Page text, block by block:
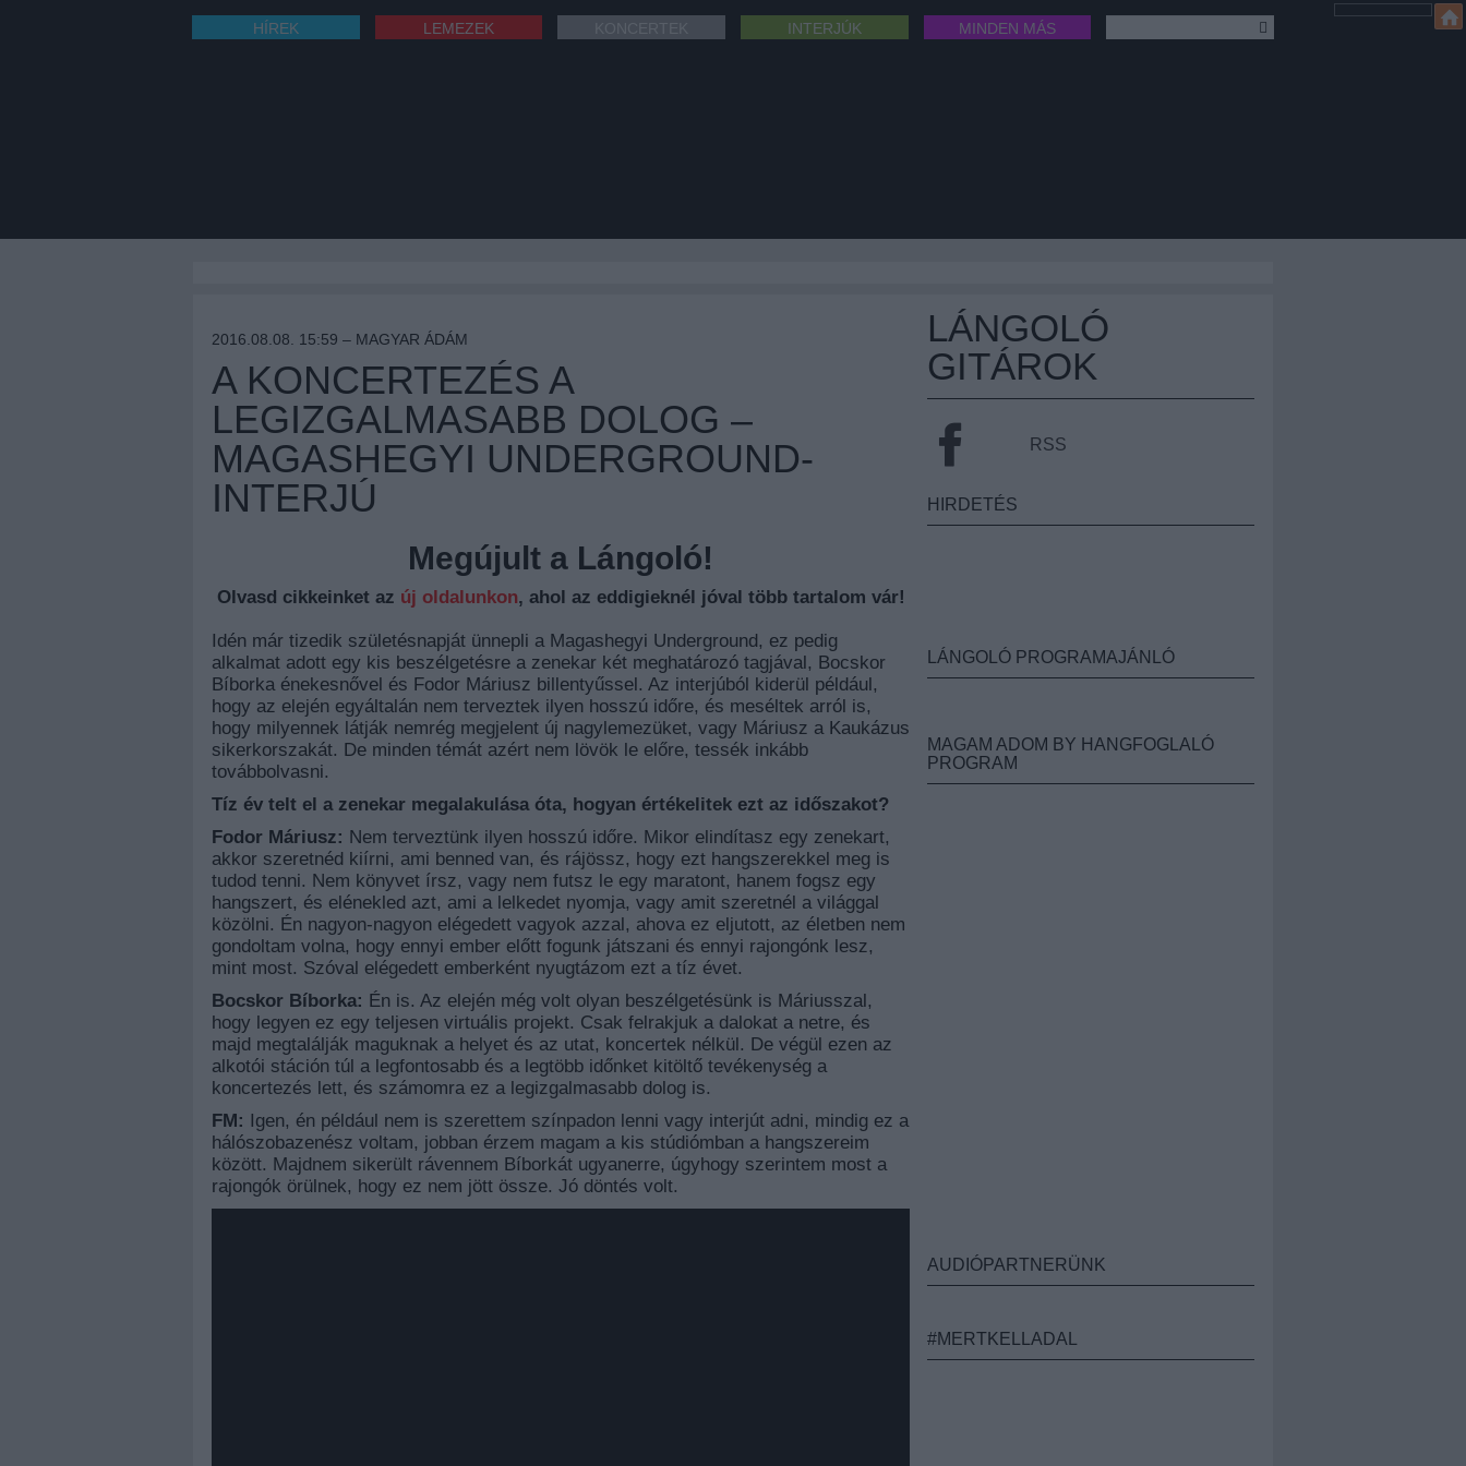
HÍREK LEMEZEK INTERJÚK MINDEN MÁS
2016.08.08. 15:59 – MAGYAR ÁDÁM
A KONCERTEZÉS A
LEGIZGALMASABB DOLOG –
MAGASHEGYI UNDERGROUND-
INTERJÚ
Megújult a Lángoló!
Olvasd cikkeinket az új oldalunkon, ahol az eddigieknél jóval több tartalom vár!
Idén már tizedik születésnapját ünnepli a Magashegyi Underground, ez pedig
alkalmat adott egy kis beszélgetésre a zenekar két meghatározó tagjával, Bocskor
Bíborka énekesnővel és Fodor Máriusz billentyűssel. Az interjúból kiderül például,
hogy az elején egyáltalán nem terveztek ilyen hosszú időre, és meséltek arról is,
hogy milyennek látják nemrég megjelent új nagylemezüket, vagy Máriusz a Kaukázus
sikerkorszakát. De minden témát azért nem lövök le előre, tessék inkább
továbbolvasni.
Tíz év telt el a zenekar megalakulása óta, hogyan értékelitek ezt az időszakot?
Fodor Máriusz: Nem terveztünk ilyen hosszú időre. Mikor elindítasz egy zenekart,
akkor szeretnéd kiírni, ami benned van, és rájössz, hogy ezt hangszerekkel meg is
tudod tenni. Nem könyvet írsz, vagy nem futsz le egy maratont, hanem fogsz egy
hangszert, és elénekled azt, ami a lelkedet nyomja, vagy amit szeretnél a világgal
közölni. Én nagyon-nagyon elégedett vagyok azzal, ahova ez eljutott, az életben nem
gondoltam volna, hogy ennyi ember előtt fogunk játszani és ennyi rajongónk lesz,
mint most. Szóval elégedett emberként nyugtázom ezt a tíz évet.
Bocskor Bíborka: Én is. Az elején még volt olyan beszélgetésünk is Máriusszal,
hogy legyen ez egy teljesen virtuális projekt. Csak felrakjuk a dalokat a netre, és
majd megtalálják maguknak a helyet és az utat, koncertek nélkül. De végül ezen az
alkotói stáción túl a legfontosabb és a legtöbb időnket kitöltő tevékenység a
koncertezés lett, és számomra ez a legizgalmasabb dolog is.
FM: Igen, én például nem is szerettem színpadon lenni vagy interjút adni, mindig ez a
hálószobazenész voltam, jobban érzem magam a kis stúdiómban a hangszereim
között. Majdnem sikerült rávennem Bíborkát ugyanerre, úgyhogy szerintem most a
rajongók örülnek, hogy ez nem jött össze. Jó döntés volt.
LÁNGOLÓ
GITÁROK
RSS
HIRDETÉS
LÁNGOLÓ PROGRAMAJÁNLÓ
MAGAM ADOM BY HANGFOGLALÓ
PROGRAM
AUDIÓPARTNERÜNK
#MERTKELLADAL